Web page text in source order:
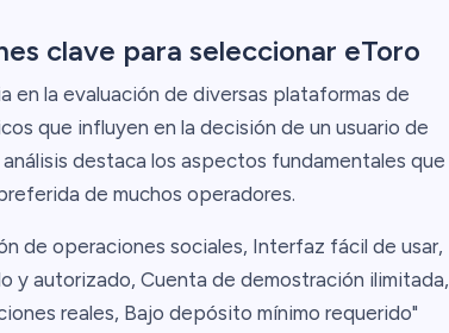
clave para seleccionar eToro
en la evaluación de diversas plataformas de
que influyen en la decisión de un usuario de
destaca los aspectos fundamentales que
de muchos operadores.
de operaciones sociales, Interfaz fácil de usar,
y autorizado, Cuenta de demostración ilimitada,
reales, Bajo depósito mínimo requerido"